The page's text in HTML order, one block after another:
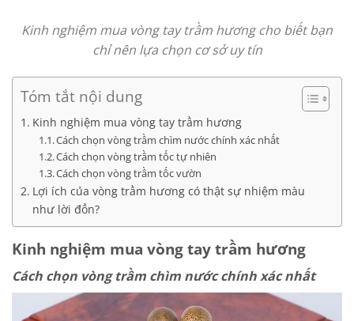
Kinh nghiệm mua vòng tay trầm hương cho biết bạn
chỉ nên lựa chọn cơ sở uy tín
Tóm tắt nội dung
Kinh nghiệm mua vòng tay trầm hương
Cách chọn vòng trầm chìm nước chính xác nhất
Cách chọn vòng trầm tốc tự nhiên
Cách chọn vòng trầm tốc vườn
Lợi ích của vòng trầm hương có thật sự nhiệm màu
như lời đồn?
Kinh nghiệm mua vòng tay trầm hương
Cách chọn vòng trầm chìm nước chính xác nhất